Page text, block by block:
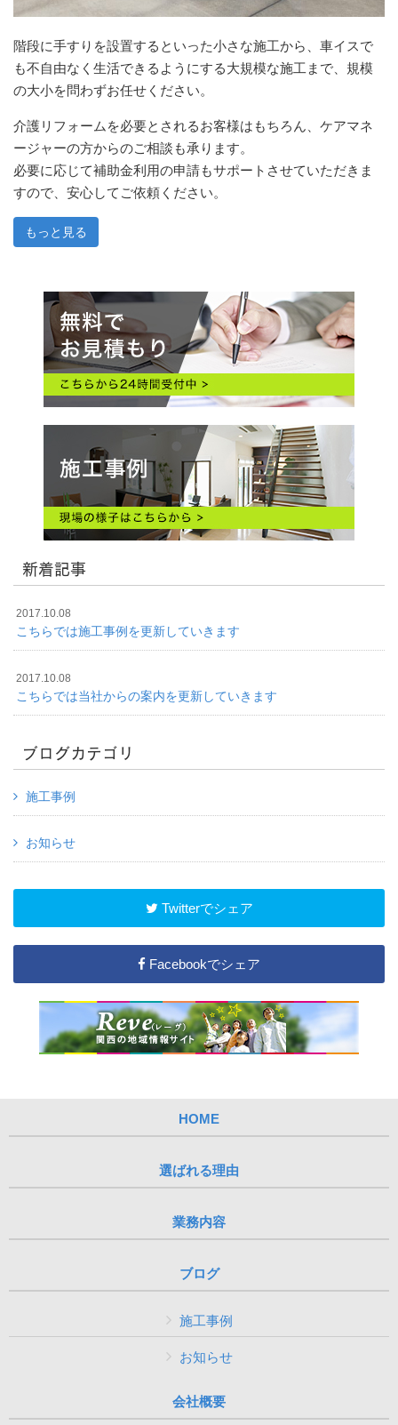
階段に手すりを設置するといった小さな施工から、車イスで
も不自由なく生活できるようにする大規模な施工まで、規模
の大小を問わずお任せください。
介護リフォームを必要とされるお客様はもちろん、ケアマネ
ージャーの方からのご相談も承ります。
必要に応じて補助金利用の申請もサポートさせていただきま
すので、安心してご依頼ください。
もっと見る
新着記事
2017.10.08
こちらでは施工事例を更新していきます
2017.10.08
こちらでは当社からの案内を更新していきます
ブログカテゴリ
施工事例
お知らせ
Twitterでシェア
Facebookでシェア
HOME
選ばれる理由
業務内容
ブログ
施工事例
お知らせ
会社概要